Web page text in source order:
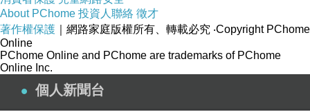
父母都會以道德親情來綁架著我
婚後除了自己的家要照顧外
還要照顧父母親
而弟弟也只是偶而回來探望
About PChome 投資人聯絡 徵才
著作權保護 ｜網路家庭版權所有、轉載必究 ‧Copyright PChome
Online
PChome Online and PChome are trademarks of PChome
Online Inc.
個人新聞台